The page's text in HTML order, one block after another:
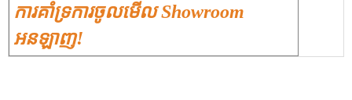
ការគាំទ្រការចូលមើល Showroom
អនឡាញ!